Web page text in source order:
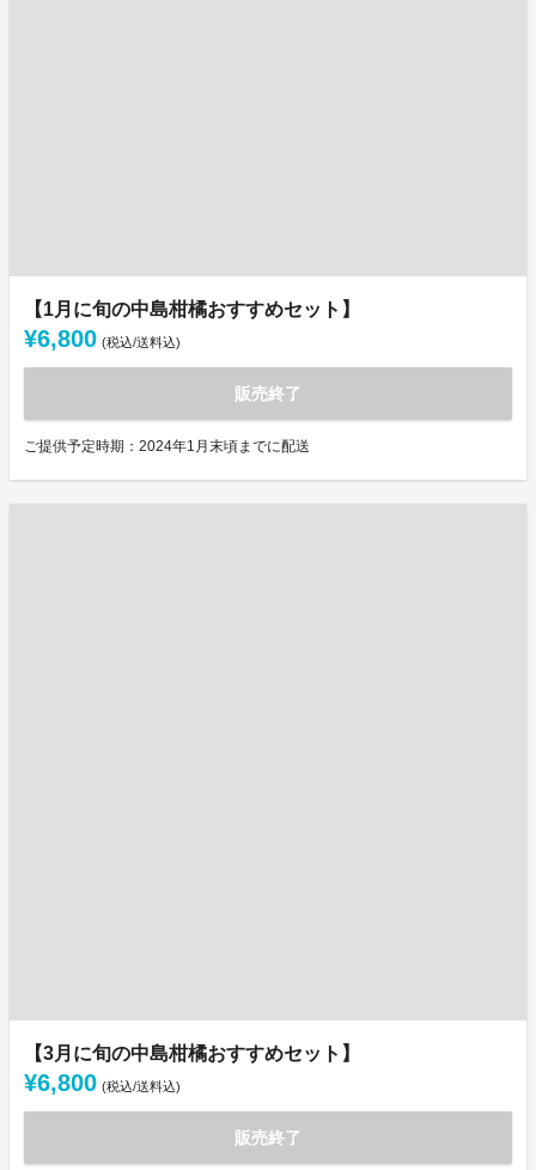
【1月に旬の中島柑橘おすすめセット】
¥6,800 (税込/送料込)
販売終了
ご提供予定時期：2024年1月末頃までに配送
【3月に旬の中島柑橘おすすめセット】
¥6,800 (税込/送料込)
販売終了